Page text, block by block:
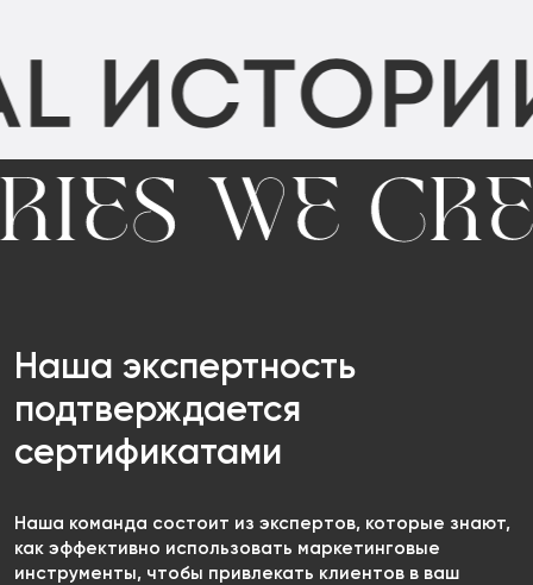
Наша экспертность
подтверждается
сертификатами
Наша команда состоит из экспертов, которые знают,
как эффективно использовать маркетинговые
инструменты, чтобы привлекать клиентов в ваш